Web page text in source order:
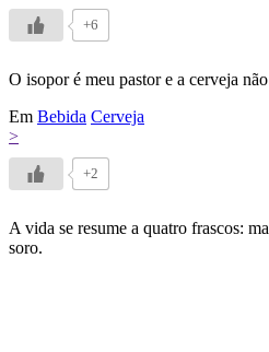
+6
O isopor é meu pastor e a cerveja
Em Bebida Cerveja
>
+2
A vida se resume a quatro frascos:
soro.